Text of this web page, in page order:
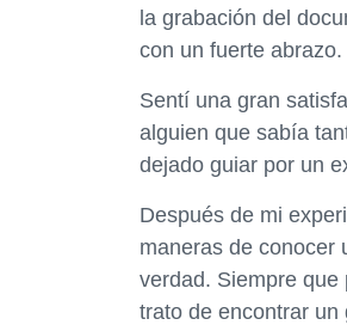
la grabación del
con un fuerte
Sentí una gran
alguien que sabía
dejado guiar por un
Después de mi
maneras de conocer
verdad. Siempre
trato de encontrar